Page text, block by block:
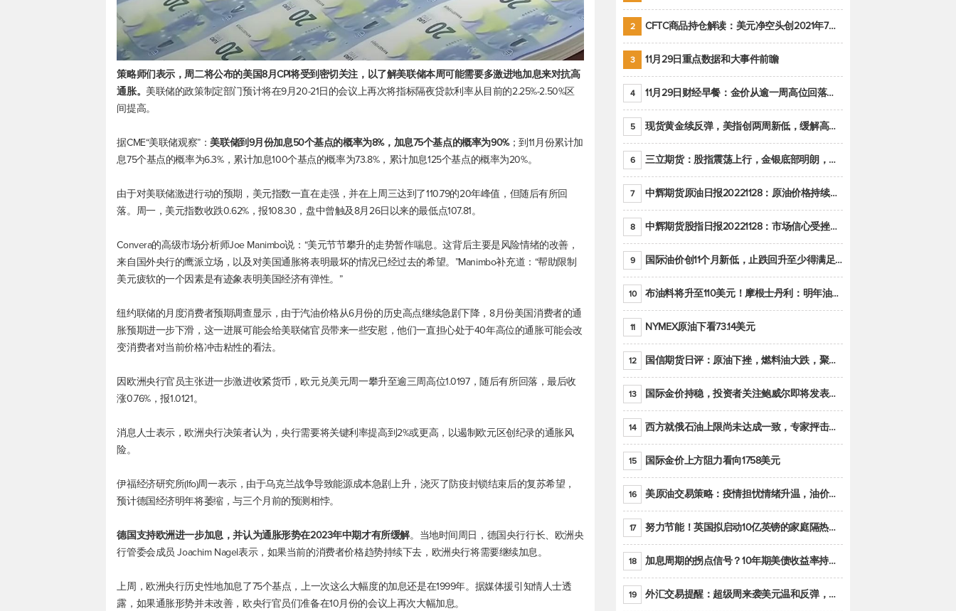
策略师们表示，周二将公布的美国8月CPI将受到密切关注，以了解美联储本周可能需要多激进地加息来对抗高
通胀。 美联储的政策制定部门预计将在9月20-21日的会议上再次将指标隔夜贷款利率从目前的2.25%-2.50%区
间提高。
据CME“美联储观察”：美联储到9月份加息50个基点的概率为8%，加息75个基点的概率为90%；到11月份累计加
息75个基点的概率为6.3%，累计加息100个基点的概率为73.8%，累计加息125个基点的概率为20%。
由于对美联储激进行动的预期， 美元指数一直在走强，并在上周三达到了110.79的20年峰值，但随后有所回
落。周一， 美元指数收跌0.62%，报108.30，盘中曾触及8月26日以来的最低点107.81。
Convera的高级市场分析师Joe Manimbo说：“美元节节攀升的走势暂作喘息。这背后主要是风险情绪的改善，
来自国外央行的鹰派立场，以及对美国通胀将表明最坏的情况已经过去的希望。”Manimbo补充道：“帮助限制
美元疲软的一个因素是有迹象表明美国经济有弹性。”
纽约联储的月度消费者预期调查显示，由于汽油价格从6月份的历史高点继续急剧下降，8月份美国消费者的通
胀预期进一步下滑，这一进展可能会给美联储官员带来一些安慰，他们一直担心处于40年高位的通胀可能会改
变消费者对当前价格冲击粘性的看法。
因欧洲央行官员主张进一步激进收紧货币，欧元兑美元周一攀升至逾三周高位1.0197，随后有所回落，最后收
涨0.76%，报1.0121。
消息人士表示，欧洲央行决策者认为，央行需要将关键利率提高到2%或更高，以遏制欧元区创纪录的通胀风
险。
伊福经济研究所(Ifo)周一表示，由于乌克兰战争导致能源成本急剧上升，浇灭了防疫封锁结束后的复苏希望，
预计德国经济明年将萎缩，与三个月前的预测相悖。
德国支持欧洲进一步加息，并认为通胀形势在2023年中期才有所缓解。当地时间周日，德国央行行长、欧洲央
行管委会成员 Joachim Nagel表示，如果当前的消费者价格趋势持续下去，欧洲央行将需要继续加息。
上周，欧洲央行历史性地加息了75个基点，上一次这么大幅度的加息还是在1999年。据媒体援引知情人士透
露，如果通胀形势并未改善，欧央行官员们准备在10月份的会议上再次大幅加息。
2 CFTC商品持仓解读：美元净空头创2021年7月以来最大，黄金期货投机性净多头头寸减少
3 11月29日重点数据和大事件前瞻
4 11月29日财经早餐：金价从逾一周高位回落，美联储官员重申鹰派立场推动美元回升
5 现货黄金续反弹，美指创两周新低，缓解高通胀美国须治本
6 三立期货：股指震荡上行，金银底部明朗，原油偏弱走势(20221128收评)
7 中辉期货原油日报20221128：原油价格持续下降，市场关注OPEC+新一轮产能政策
8 中辉期货股指日报20221128：市场信心受挫，股指全线回调
9 国际油价创11个月新低，止跌回升至少得满足二大条件之一
10 布油料将升至110美元！摩根士丹利：明年油市面临七大不确定性
11 NYMEX原油下看73.14美元
12 国信期货日评：原油下挫，燃料油大跌，聚烯烃谨慎回调
13 国际金价持稳，投资者关注鲍威尔即将发表的讲话
14 西方就俄石油上限尚未达成一致，专家抨击限价是无用功
15 国际金价上方阻力看向1758美元
16 美原油交易策略：疫情担忧情绪升温，油价跌创年内新低
17 努力节能！英国拟启动10亿英镑的家庭隔热工程 减少能源消耗
18 加息周期的拐点信号？10年期美债收益率持续低于联邦基金利率目标区间
19 外汇交易提醒：超级周来袭美元温和反弹，警惕筑底可能性